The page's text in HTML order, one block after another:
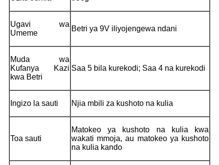
Ugavi wa
Umeme
Betri ya 9V iliyojengewa ndani
Muda wa
Kufanya Kazi
kwa Betri
Saa 5 bila kurekodi; Saa 4 na kurekodi
Ingizo la sauti Njia mbili za kushoto na kulia
Toa sauti
Matokeo ya kushoto na kulia kwa
wakati mmoja, au matokeo ya kushoto
na kulia kando